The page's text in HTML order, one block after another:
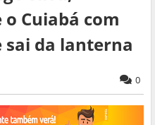
Cuiabá com
sai da lanterna
0